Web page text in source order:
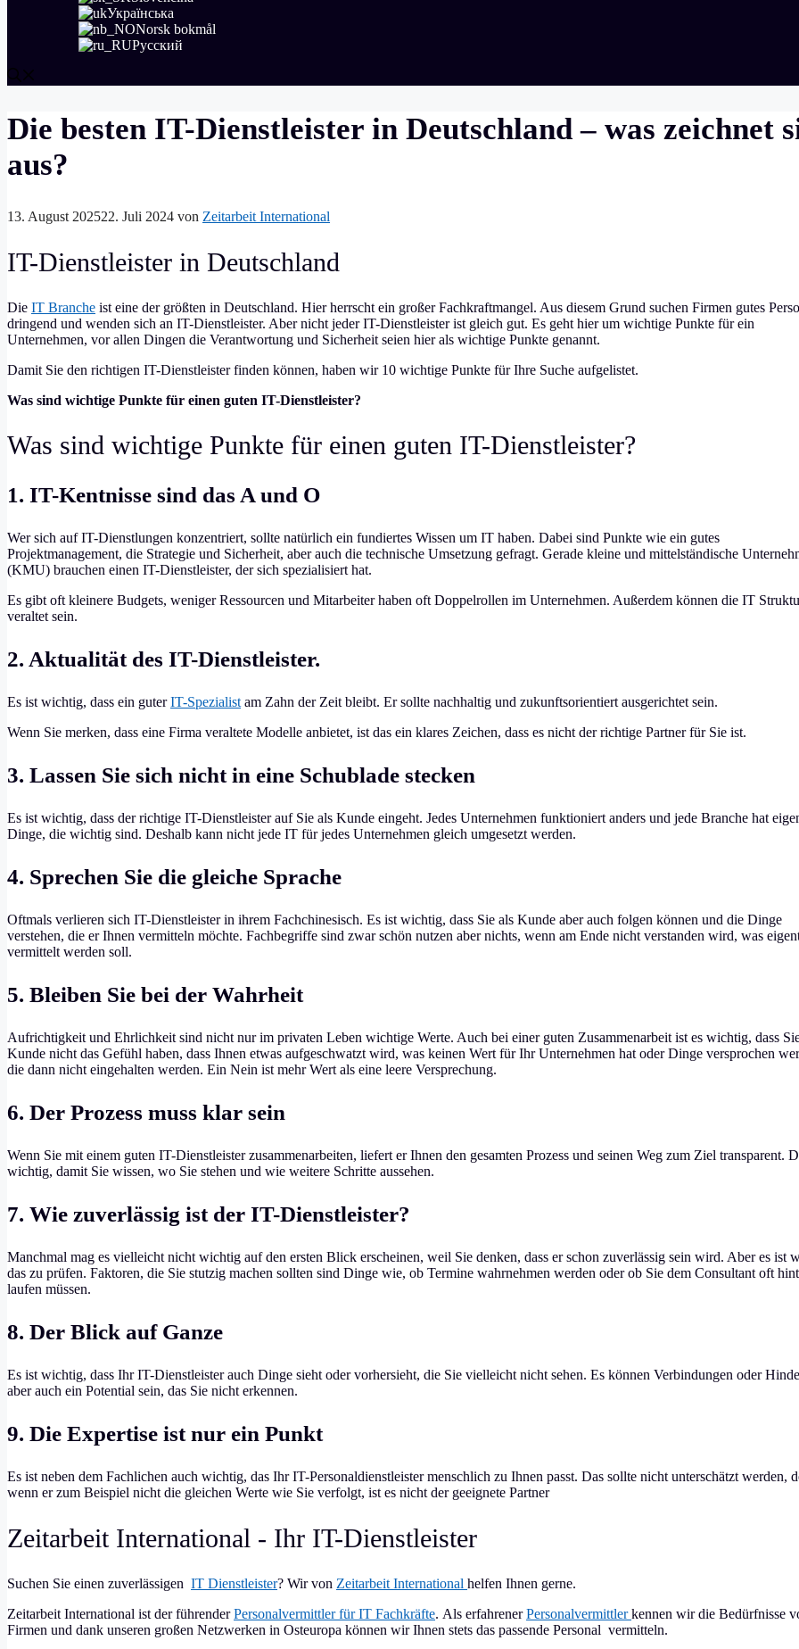
Українська
Norsk bokmål
Русский
Die besten IT-Dienstleister in Deutschland – was zeichnet
aus?
13. August 202522. Juli 2024 von Zeitarbeit International
IT-Dienstleister in Deutschland
Die IT Branche ist eine der größten in Deutschland. Hier herrscht ein großer Fachkraftmangel. Aus diesem Grund suchen Firmen gutes
dringend und wenden sich an IT-Dienstleister. Aber nicht jeder IT-Dienstleister ist gleich gut. Es geht hier um wichtige Punkte für ein
Unternehmen, vor allen Dingen die Verantwortung und Sicherheit seien hier als wichtige Punkte genannt.
Damit Sie den richtigen IT-Dienstleister finden können, haben wir 10 wichtige Punkte für Ihre Suche aufgelistet.
Was sind wichtige Punkte für einen guten IT-Dienstleister?
Was sind wichtige Punkte für einen guten IT-Dienstleister?
1. IT-Kentnisse sind das A und O
Wer sich auf IT-Dienstlungen konzentriert, sollte natürlich ein fundiertes Wissen um IT haben. Dabei sind Punkte wie ein gutes
Projektmanagement, die Strategie und Sicherheit, aber auch die technische Umsetzung gefragt. Gerade kleine und mittelständische
(KMU) brauchen einen IT-Dienstleister, der sich spezialisiert hat.
Es gibt oft kleinere Budgets, weniger Ressourcen und Mitarbeiter haben oft Doppelrollen im Unternehmen. Außerdem können die IT
veraltet sein.
2. Aktualität des IT-Dienstleister.
Es ist wichtig, dass ein guterIT-Spezialistam Zahn der Zeit bleibt. Er sollte nachhaltig und zukunftsorientiert ausgerichtet sein.
Wenn Sie merken, dass eine Firma veraltete Modelle anbietet, ist das ein klares Zeichen, dass es nicht der richtige Partner für Sie ist.
3. Lassen Sie sich nicht in eine Schublade stecken
Es ist wichtig, dass der richtige IT-Dienstleister auf Sie als Kunde eingeht. Jedes Unternehmen funktioniert anders und jede Branche hat
Dinge, die wichtig sind. Deshalb kann nicht jede IT für jedes Unternehmen gleich umgesetzt werden.
4. Sprechen Sie die gleiche Sprache
Oftmals verlieren sich IT-Dienstleister in ihrem Fachchinesisch. Es ist wichtig, dass Sie als Kunde aber auch folgen können und die Dinge
verstehen, die er Ihnen vermitteln möchte. Fachbegriffe sind zwar schön nutzen aber nichts, wenn am Ende nicht verstanden wird, was
vermittelt werden soll.
5. Bleiben Sie bei der Wahrheit
Aufrichtigkeit und Ehrlichkeit sind nicht nur im privaten Leben wichtige Werte. Auch bei einer guten Zusammenarbeit ist es wichtig, dass
Kunde nicht das Gefühl haben, dass Ihnen etwas aufgeschwatzt wird, was keinen Wert für Ihr Unternehmen hat oder Dinge versprochen
die dann nicht eingehalten werden. Ein Nein ist mehr Wert als eine leere Versprechung.
6. Der Prozess muss klar sein
Wenn Sie mit einem guten IT-Dienstleister zusammenarbeiten, liefert er Ihnen den gesamten Prozess und seinen Weg zum Ziel transparent.
wichtig, damit Sie wissen, wo Sie stehen und wie weitere Schritte aussehen.
7. Wie zuverlässig ist der IT-Dienstleister?
Manchmal mag es vielleicht nicht wichtig auf den ersten Blick erscheinen, weil Sie denken, dass er schon zuverlässig sein wird. Aber es ist
das zu prüfen. Faktoren, die Sie stutzig machen sollten sind Dinge wie, ob Termine wahrnehmen werden oder ob Sie dem Consultant oft
laufen müssen.
8. Der Blick auf Ganze
Es ist wichtig, dass Ihr IT-Dienstleister auch Dinge sieht oder vorhersieht, die Sie vielleicht nicht sehen. Es können Verbindungen oder
aber auch ein Potential sein, das Sie nicht erkennen.
9. Die Expertise ist nur ein Punkt
Es ist neben dem Fachlichen auch wichtig, das Ihr IT-Personaldienstleister menschlich zu Ihnen passt. Das sollte nicht unterschätzt werden,
wenn er zum Beispiel nicht die gleichen Werte wie Sie verfolgt, ist es nicht der geeignete Partner
Zeitarbeit International - Ihr IT-Dienstleister
Suchen Sie einen zuverlässigen IT Dienstleister? Wir von Zeitarbeit International helfen Ihnen gerne.
Zeitarbeit International ist der führenderPersonalvermittler für IT Fachkräfte. Als erfahrenerPersonalvermittlerkennen wir die Bedürfnisse
Firmen und dank unseren großen Netzwerken in Osteuropa können wir Ihnen stets das passende Personal vermitteln.